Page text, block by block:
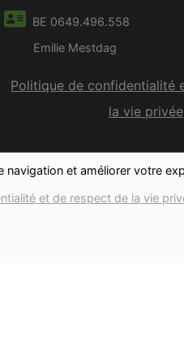
et améliorer votre
et de respect de la vie
BE 0649.496.558
Emilie Mestdag
Politique de confidentialité
la vie privée